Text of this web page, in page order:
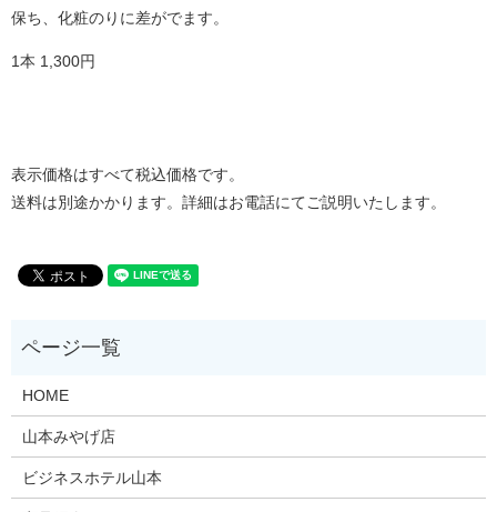
保ち、化粧のりに差がでます。
1本 1,300円
表示価格はすべて税込価格です。
送料は別途かかります。詳細はお電話にてご説明いたします。
HOME
山本みやげ店
ビジネスホテル山本